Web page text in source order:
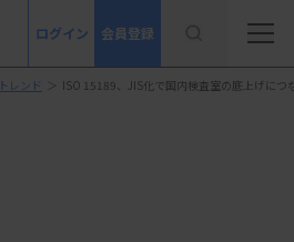
ログイン 会員登録
トレンド ＞ ISO 15189、JIS化で国内検査室の底上げにつ